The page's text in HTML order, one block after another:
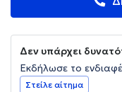
Δεν υπάρχει
Εκδήλωσε το
Στείλε αίτημα